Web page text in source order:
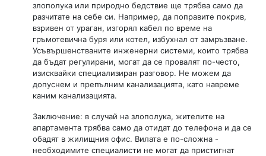
злополука или природно бедствие ще трябва само да
разчитате на себе си. Например, да поправите покрив,
взривен от ураган, изгорял кабел по време на
гръмотевична буря или котел, избухнал от замръзване.
Усъвършенстваните инженерни системи, които трябва
да бъдат регулирани, могат да се провалят по-често,
изисквайки специализиран разговор. Не можем да
допуснем и препълним канализацията, като навреме
каним канализацията.
Заключение: в случай на злополука, жителите на
апартамента трябва само да отидат до телефона и да се
обадят в жилищния офис. Вилата е по-сложна -
необходимите специалисти не могат да пристигнат